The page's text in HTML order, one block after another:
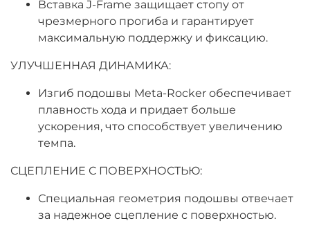
Вставка J-Frame защищает стопу от
чрезмерного прогиба и гарантирует
максимальную поддержку и фиксацию.
УЛУЧШЕННАЯ ДИНАМИКА:
Изгиб подошвы Meta-Rocker обеспечивает
плавность хода и придает больше
ускорения, что способствует увеличению
темпа.
СЦЕПЛЕНИЕ С ПОВЕРХНОСТЬЮ:
Специальная геометрия подошвы отвечает
за надежное сцепление с поверхностью.